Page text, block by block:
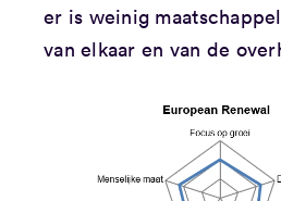
er is weinig
van elkaar en van de